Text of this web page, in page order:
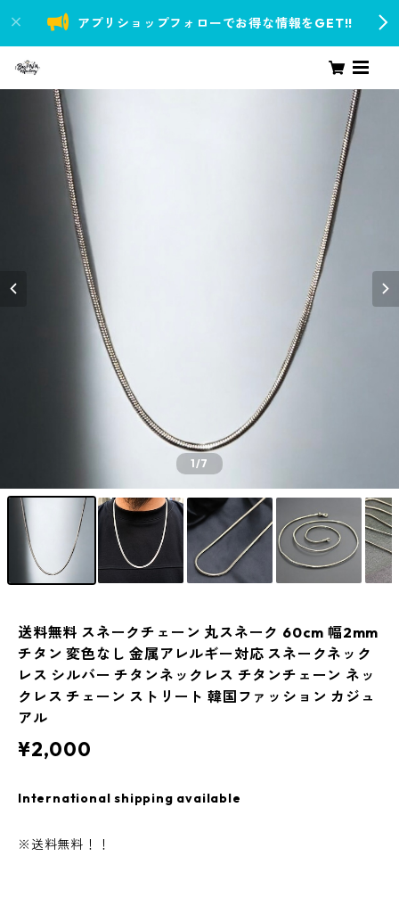
アプリショップフォローでお得な情報をGET!!
1/7
送料無料 スネークチェーン 丸スネーク 60cm 幅2mm
チタン 変色なし 金属アレルギー対応 スネークネック
レス シルバー チタンネックレス チタンチェーン ネッ
クレス チェーン ストリート 韓国ファッション カジュ
アル
¥2,000
International shipping available
※送料無料！！